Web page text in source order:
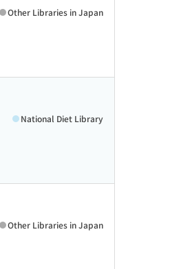
Other Libraries in Japan
National Diet Library
Other Libraries in Japan